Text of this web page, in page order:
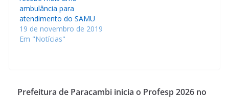
ambulância para
atendimento do SAMU
19 de novembro de 2019
Em "Notícias"
Prefeitura de Paracambi inicia o Profesp 2026 no